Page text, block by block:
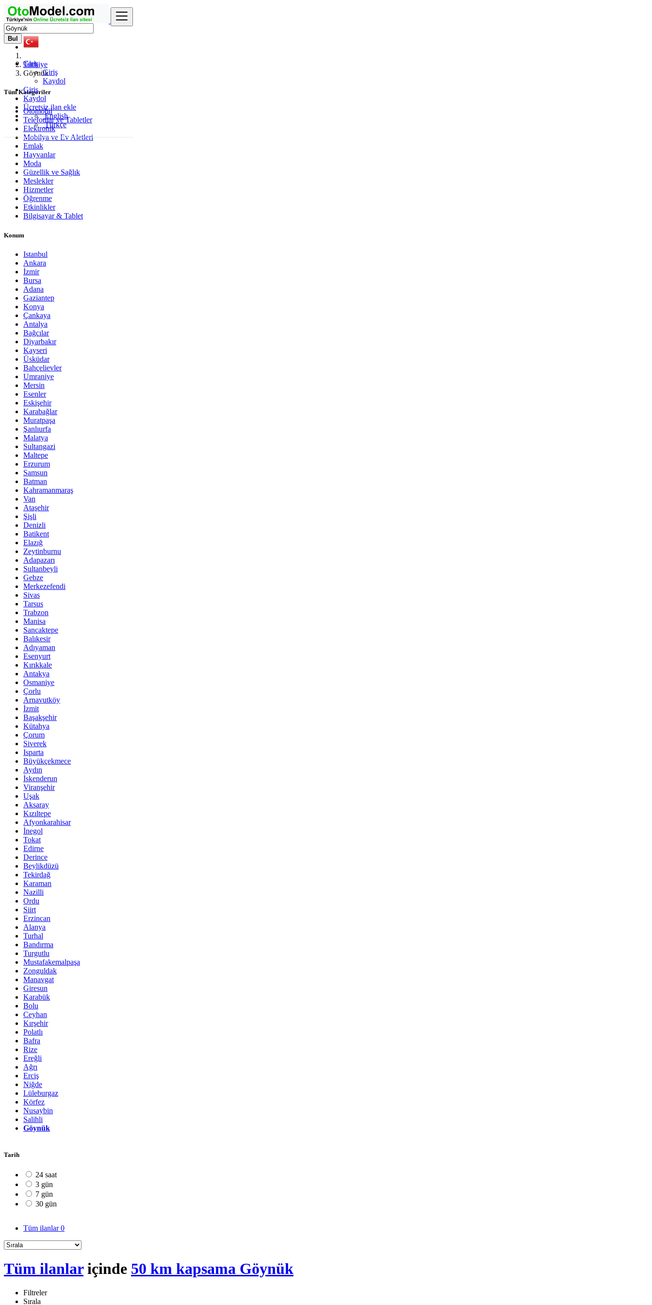
Giriş
Giriş
Kaydol
Giriş
Kaydol
Ücretsiz ilan ekle
English
Türkçe
Bul
Türkiye
Göynük
Tüm Kategoriler
Otomobil
Telefonlar ve Tabletler
Elektronik
Mobilya ve Ev Aletleri
Emlak
Hayvanlar
Moda
Güzellik ve Sağlık
Meslekler
Hizmetler
Öğrenme
Etkinlikler
Bilgisayar & Tablet
Konum
Istanbul
Ankara
İzmir
Bursa
Adana
Gaziantep
Konya
Çankaya
Antalya
Bağcılar
Diyarbakır
Kayseri
Üsküdar
Bahçelievler
Umraniye
Mersin
Esenler
Eskişehir
Karabağlar
Muratpaşa
Şanlıurfa
Malatya
Sultangazi
Maltepe
Erzurum
Samsun
Batman
Kahramanmaraş
Van
Ataşehir
Şişli
Denizli
Batikent
Elazığ
Zeytinburnu
Adapazarı
Sultanbeyli
Gebze
Merkezefendi
Sivas
Tarsus
Trabzon
Manisa
Sancaktepe
Balıkesir
Adıyaman
Esenyurt
Kırıkkale
Antakya
Osmaniye
Çorlu
Arnavutköy
İzmit
Başakşehir
Kütahya
Çorum
Siverek
Isparta
Büyükçekmece
Aydın
İskenderun
Viranşehir
Uşak
Aksaray
Kızıltepe
Afyonkarahisar
İnegol
Tokat
Edirne
Derince
Beylikdüzü
Tekirdağ
Karaman
Nazilli
Ordu
Siirt
Erzincan
Alanya
Turhal
Bandırma
Turgutlu
Mustafakemalpaşa
Zonguldak
Manavgat
Giresun
Karabük
Bolu
Ceyhan
Kırşehir
Polatlı
Bafra
Rize
Ereğli
Ağrı
Erciş
Niğde
Lüleburgaz
Körfez
Nusaybin
Salihli
Göynük
Tarih
24 saat
3 gün
7 gün
30 gün
Tüm ilanlar0
Tüm ilanlariçinde 50 km kapsama Göynük
Filtreler
Sırala